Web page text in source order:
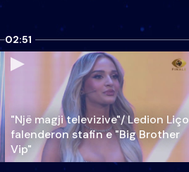
02:51
"Një magji televizive"/ Ledion Liço
falenderon stafin e "Big Brother
Vip"